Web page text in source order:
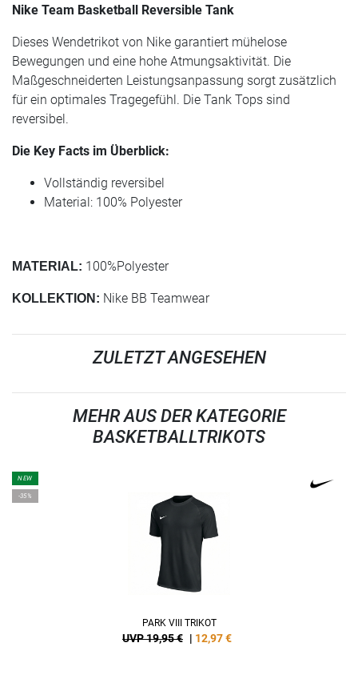
Nike Team Basketball Reversible Tank
Dieses Wendetrikot von Nike garantiert mühelose
Bewegungen und eine hohe Atmungsaktivität. Die
Maßgeschneiderten Leistungsanpassung sorgt zusätzlich
für ein optimales Tragegefühl. Die Tank Tops sind
reversibel.
Die Key Facts im Überblick:
Vollständig reversibel
Material: 100% Polyester
MATERIAL: 100%Polyester
KOLLEKTION: Nike BB Teamwear
ZULETZT ANGESEHEN
MEHR AUS DER KATEGORIE
BASKETBALLTRIKOTS
NEW
-35%
PARK VIII TRIKOT
UVP 19,95 € | 12,97€